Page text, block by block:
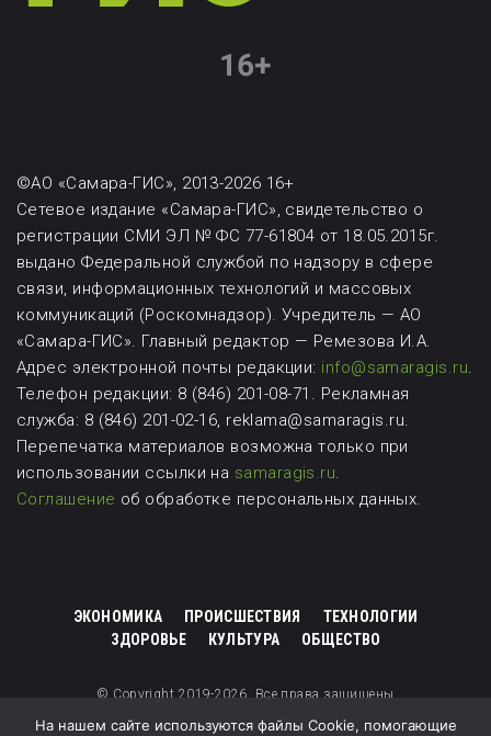
©АО «Самара-ГИС», 2013-2026 16+
Сетевое издание «Самара-ГИС», свидетельство о
регистрации СМИ ЭЛ № ФС 77-61804 от 18.05.2015г.
выдано Федеральной службой по надзору в сфере
связи, информационных технологий и массовых
коммуникаций (Роскомнадзор). Учредитель — АО
«Самара-ГИС». Главный редактор — Ремезова И.А.
Адрес электронной почты редакции: info@samaragis.ru.
Телефон редакции: 8 (846) 201-08-71. Рекламная
служба: 8 (846) 201-02-16, reklama@samaragis.ru.
Перепечатка материалов возможнатолько при
использовании ссылки на samaragis.ru.
Соглашение об обработке персональных данных.
ЭКОНОМИКА ПРОИСШЕСТВИЯ
ТЕХНОЛОГИИ
ЗДОРОВЬЕ
КУЛЬТУРА ОБЩЕСТВО
© Copyright 2019-2026. Все права защищены
На нашем сайте используются файлы Cookie, помогающие